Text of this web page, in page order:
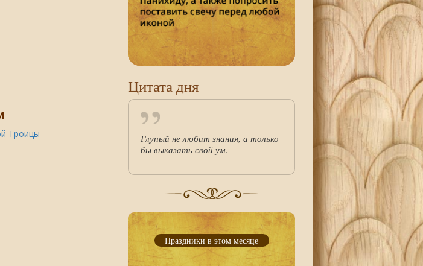
Троицы
Цитата дня
Глупый не любит знания, а только
бы выказать свой ум.
Праздники в этом месяце